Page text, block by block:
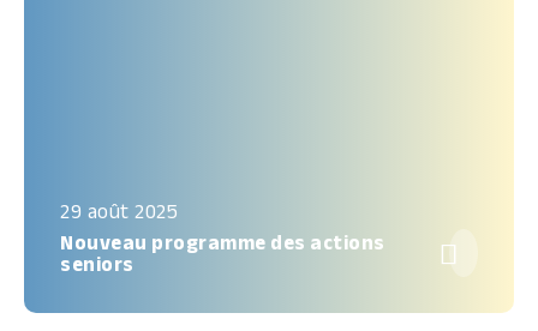
29 août 2025
Nouveau programme des actions
seniors
